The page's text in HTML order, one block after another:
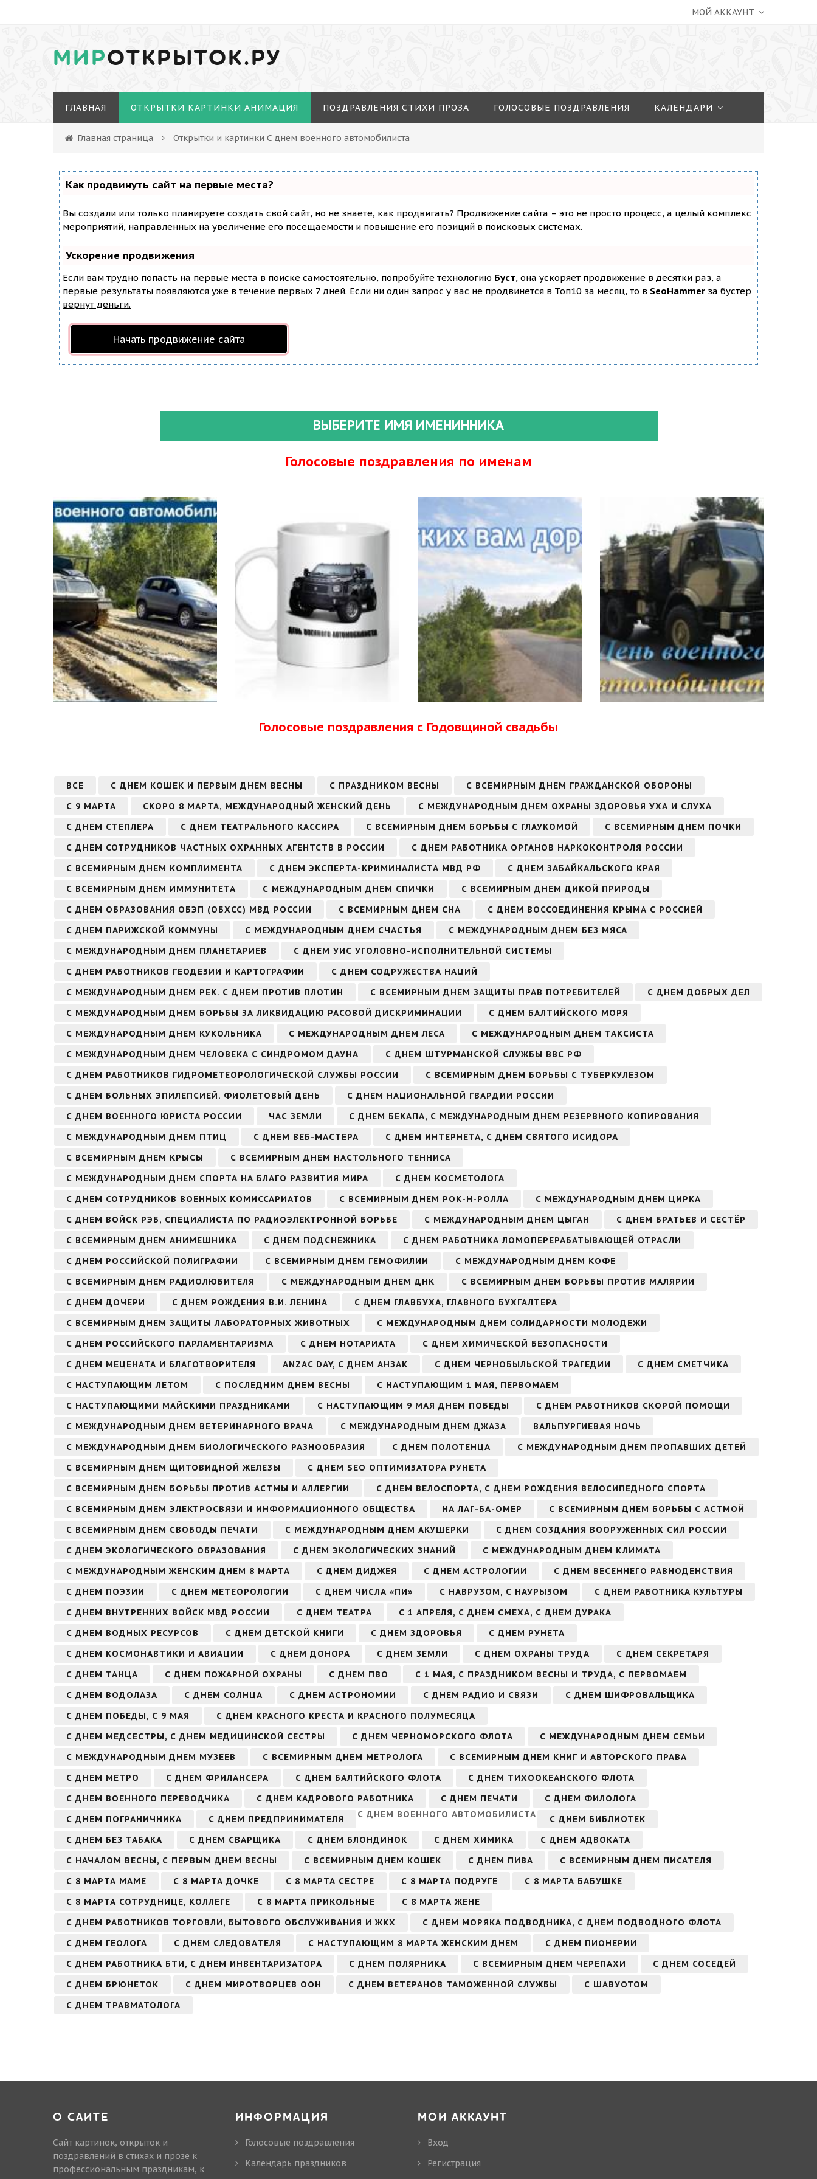
МОЙ АККАУНТ
МИРОТКРЫТОК.РУ
ГЛАВНАЯ ОТКРЫТКИ КАРТИНКИ АНИМАЦИЯ ПОЗДРАВЛЕНИЯ СТИХИ ПРОЗА ГОЛОСОВЫЕ ПОЗДРАВЛЕНИЯ КАЛЕНДАРИ
Главная страница Открытки и картинки С днем военного автомобилиста
Как продвинуть сайт на первые места?
Вы создали или только планируете создать свой сайт, но не знаете, как продвигать? Продвижение сайта – это не просто процесс, а целый комплекс
мероприятий, направленных на увеличение его посещаемости и повышение его позиций в поисковых системах.
Ускорение продвижения
Если вам трудно попасть на первые места в поиске самостоятельно, попробуйте технологию Буст, она ускоряет продвижение в десятки раз, а
первые результаты появляются уже в течение первых 7 дней. Если ни один запрос у вас не продвинется в Топ10 за месяц, то в SeoHammer за бустер
вернут деньги.
Начать продвижение сайта
ВЫБЕРИТЕ ИМЯ ИМЕНИННИКА
Голосовые поздравления по именам
Голосовые поздравления с Годовщиной свадьбы
ВСЕ С ДНЕМ КОШЕК И ПЕРВЫМ ДНЕМ ВЕСНЫ С ПРАЗДНИКОМ ВЕСНЫ
С ВСЕМИРНЫМ ДНЕМ ГРАЖДАНСКОЙ ОБОРОНЫ
С 9 МАРТА
СКОРО 8 МАРТА, МЕЖДУНАРОДНЫЙ ЖЕНСКИЙ ДЕНЬ
С МЕЖДУНАРОДНЫМ ДНЕМ ОХРАНЫ ЗДОРОВЬЯ УХА И СЛУХА
С ДНЕМ СТЕПЛЕРА
С ДНЕМ ТЕАТРАЛЬНОГО КАССИРА С ВСЕМИРНЫМ ДНЕМ БОРЬБЫ С ГЛАУКОМОЙ
С ВСЕМИРНЫМ ДНЕМ ПОЧКИ
С ДНЕМ СОТРУДНИКОВ ЧАСТНЫХ ОХРАННЫХ АГЕНТСТВ В РОССИИ
С ДНЕМ РАБОТНИКА ОРГАНОВ НАРКОКОНТРОЛЯ РОССИИ
С ВСЕМИРНЫМ ДНЕМ КОМПЛИМЕНТА
С ДНЕМ ЭКСПЕРТА-КРИМИНАЛИСТА МВД РФ
С ДНЕМ ЗАБАЙКАЛЬСКОГО КРАЯ
С ВСЕМИРНЫМ ДНЕМ ИММУНИТЕТА
С МЕЖДУНАРОДНЫМ ДНЕМ СПИЧКИ
С ВСЕМИРНЫМ ДНЕМ ДИКОЙ ПРИРОДЫ
С ДНЕМ ОБРАЗОВАНИЯ ОБЭП (ОБХСС) МВД РОССИИ
С ВСЕМИРНЫМ ДНЕМ СНА
С ДНЕМ ВОССОЕДИНЕНИЯ КРЫМА С РОССИЕЙ
С ДНЕМ ПАРИЖСКОЙ КОММУНЫ
С МЕЖДУНАРОДНЫМ ДНЕМ СЧАСТЬЯ
С МЕЖДУНАРОДНЫМ ДНЕМ БЕЗ МЯСА
С МЕЖДУНАРОДНЫМ ДНЕМ ПЛАНЕТАРИЕВ
С ДНЕМ УИС УГОЛОВНО-ИСПОЛНИТЕЛЬНОЙ СИСТЕМЫ
С ДНЕМ РАБОТНИКОВ ГЕОДЕЗИИ И КАРТОГРАФИИ
С ДНЕМ СОДРУЖЕСТВА НАЦИЙ
С МЕЖДУНАРОДНЫМ ДНЕМ РЕК. С ДНЕМ ПРОТИВ ПЛОТИН
С ВСЕМИРНЫМ ДНЕМ ЗАЩИТЫ ПРАВ ПОТРЕБИТЕЛЕЙ
С ДНЕМ ДОБРЫХ ДЕЛ
С МЕЖДУНАРОДНЫМ ДНЕМ БОРЬБЫ ЗА ЛИКВИДАЦИЮ РАСОВОЙ ДИСКРИМИНАЦИИ
С ДНЕМ БАЛТИЙСКОГО МОРЯ
С МЕЖДУНАРОДНЫМ ДНЕМ КУКОЛЬНИКА
С МЕЖДУНАРОДНЫМ ДНЕМ ЛЕСА
С МЕЖДУНАРОДНЫМ ДНЕМ ТАКСИСТА
С МЕЖДУНАРОДНЫМ ДНЕМ ЧЕЛОВЕКА С СИНДРОМОМ ДАУНА
С ДНЕМ ШТУРМАНСКОЙ СЛУЖБЫ ВВС РФ
С ДНЕМ РАБОТНИКОВ ГИДРОМЕТЕОРОЛОГИЧЕСКОЙ СЛУЖБЫ РОССИИ
С ВСЕМИРНЫМ ДНЕМ БОРЬБЫ С ТУБЕРКУЛЕЗОМ
С ДНЕМ БОЛЬНЫХ ЭПИЛЕПСИЕЙ. ФИОЛЕТОВЫЙ ДЕНЬ
С ДНЕМ НАЦИОНАЛЬНОЙ ГВАРДИИ РОССИИ
С ДНЕМ ВОЕННОГО ЮРИСТА РОССИИ
ЧАС ЗЕМЛИ
С ДНЕМ БЕКАПА, С МЕЖДУНАРОДНЫМ ДНЕМ РЕЗЕРВНОГО КОПИРОВАНИЯ
С МЕЖДУНАРОДНЫМ ДНЕМ ПТИЦ
С ДНЕМ ВЕБ-МАСТЕРА
С ДНЕМ ИНТЕРНЕТА, С ДНЕМ СВЯТОГО ИСИДОРА
С ВСЕМИРНЫМ ДНЕМ КРЫСЫ
С ВСЕМИРНЫМ ДНЕМ НАСТОЛЬНОГО ТЕННИСА
С МЕЖДУНАРОДНЫМ ДНЕМ СПОРТА НА БЛАГО РАЗВИТИЯ МИРА
С ДНЕМ КОСМЕТОЛОГА
С ДНЕМ СОТРУДНИКОВ ВОЕННЫХ КОМИССАРИАТОВ
С ВСЕМИРНЫМ ДНЕМ РОК-Н-РОЛЛА
С МЕЖДУНАРОДНЫМ ДНЕМ ЦИРКА
С ДНЕМ ВОЙСК РЭБ, СПЕЦИАЛИСТА ПО РАДИОЭЛЕКТРОННОЙ БОРЬБЕ
С МЕЖДУНАРОДНЫМ ДНЕМ ЦЫГАН
С ДНЕМ БРАТЬЕВ И СЕСТЁР
С ВСЕМИРНЫМ ДНЕМ АНИМЕШНИКА
С ДНЕМ ПОДСНЕЖНИКА
С ДНЕМ РАБОТНИКА ЛОМОПЕРЕРАБАТЫВАЮЩЕЙ ОТРАСЛИ
С ДНЕМ РОССИЙСКОЙ ПОЛИГРАФИИ
С ВСЕМИРНЫМ ДНЕМ ГЕМОФИЛИИ
С МЕЖДУНАРОДНЫМ ДНЕМ КОФЕ
С ВСЕМИРНЫМ ДНЕМ РАДИОЛЮБИТЕЛЯ
С МЕЖДУНАРОДНЫМ ДНЕМ ДНК
С ВСЕМИРНЫМ ДНЕМ БОРЬБЫ ПРОТИВ МАЛЯРИИ
С ДНЕМ ДОЧЕРИ
С ДНЕМ РОЖДЕНИЯ В.И. ЛЕНИНА
С ДНЕМ ГЛАВБУХА, ГЛАВНОГО БУХГАЛТЕРА
С ВСЕМИРНЫМ ДНЕМ ЗАЩИТЫ ЛАБОРАТОРНЫХ ЖИВОТНЫХ
С МЕЖДУНАРОДНЫМ ДНЕМ СОЛИДАРНОСТИ МОЛОДЕЖИ
С ДНЕМ РОССИЙСКОГО ПАРЛАМЕНТАРИЗМА
С ДНЕМ НОТАРИАТА
С ДНЕМ ХИМИЧЕСКОЙ БЕЗОПАСНОСТИ
С ДНЕМ МЕЦЕНАТА И БЛАГОТВОРИТЕЛЯ
ANZAC DAY, С ДНЕМ АНЗАК С ДНЕМ ЧЕРНОБЫЛЬСКОЙ ТРАГЕДИИ
С ДНЕМ СМЕТЧИКА
С НАСТУПАЮЩИМ ЛЕТОМ
С ПОСЛЕДНИМ ДНЕМ ВЕСНЫ
С НАСТУПАЮЩИМ 1 МАЯ, ПЕРВОМАЕМ
С НАСТУПАЮЩИМИ МАЙСКИМИ ПРАЗДНИКАМИ
С НАСТУПАЮЩИМ 9 МАЯ ДНЕМ ПОБЕДЫ
С ДНЕМ РАБОТНИКОВ СКОРОЙ ПОМОЩИ
С МЕЖДУНАРОДНЫМ ДНЕМ ВЕТЕРИНАРНОГО ВРАЧА
С МЕЖДУНАРОДНЫМ ДНЕМ ДЖАЗА
ВАЛЬПУРГИЕВАЯ НОЧЬ
С МЕЖДУНАРОДНЫМ ДНЕМ БИОЛОГИЧЕСКОГО РАЗНООБРАЗИЯ
С ДНЕМ ПОЛОТЕНЦА
С МЕЖДУНАРОДНЫМ ДНЕМ ПРОПАВШИХ ДЕТЕЙ
С ВСЕМИРНЫМ ДНЕМ ЩИТОВИДНОЙ ЖЕЛЕЗЫ
С ДНЕМ SEO ОПТИМИЗАТОРА РУНЕТА
С ВСЕМИРНЫМ ДНЕМ БОРЬБЫ ПРОТИВ АСТМЫ И АЛЛЕРГИИ
С ДНЕМ ВЕЛОСПОРТА, С ДНЕМ РОЖДЕНИЯ ВЕЛОСИПЕДНОГО СПОРТА
С ВСЕМИРНЫМ ДНЕМ ЭЛЕКТРОСВЯЗИ И ИНФОРМАЦИОННОГО ОБЩЕСТВА
НА ЛАГ-БА-ОМЕР
С ВСЕМИРНЫМ ДНЕМ БОРЬБЫ С АСТМОЙ
С ВСЕМИРНЫМ ДНЕМ СВОБОДЫ ПЕЧАТИ
С МЕЖДУНАРОДНЫМ ДНЕМ АКУШЕРКИ
С ДНЕМ СОЗДАНИЯ ВООРУЖЕННЫХ СИЛ РОССИИ
С ДНЕМ ЭКОЛОГИЧЕСКОГО ОБРАЗОВАНИЯ
С ДНЕМ ЭКОЛОГИЧЕСКИХ ЗНАНИЙ
С МЕЖДУНАРОДНЫМ ДНЕМ КЛИМАТА
С МЕЖДУНАРОДНЫМ ЖЕНСКИМ ДНЕМ 8 МАРТА
С ДНЕМ ДИДЖЕЯ С ДНЕМ АСТРОЛОГИИ
С ДНЕМ ВЕСЕННЕГО РАВНОДЕНСТВИЯ
С ДНЕМ ПОЭЗИИ
С ДНЕМ МЕТЕОРОЛОГИИ С ДНЕМ ЧИСЛА «ПИ» С НАВРУЗОМ, С НАУРЫЗОМ
С ДНЕМ РАБОТНИКА КУЛЬТУРЫ
С ДНЕМ ВНУТРЕННИХ ВОЙСК МВД РОССИИ
С ДНЕМ ТЕАТРА
С 1 АПРЕЛЯ, С ДНЕМ СМЕХА, С ДНЕМ ДУРАКА
С ДНЕМ ВОДНЫХ РЕСУРСОВ
С ДНЕМ ДЕТСКОЙ КНИГИ С ДНЕМ ЗДОРОВЬЯ
С ДНЕМ РУНЕТА
С ДНЕМ КОСМОНАВТИКИ И АВИАЦИИ
С ДНЕМ ДОНОРА С ДНЕМ ЗЕМЛИ С ДНЕМ ОХРАНЫ ТРУДА
С ДНЕМ СЕКРЕТАРЯ
С ДНЕМ ТАНЦА
С ДНЕМ ПОЖАРНОЙ ОХРАНЫ С ДНЕМ ПВО
С 1 МАЯ, С ПРАЗДНИКОМ ВЕСНЫ И ТРУДА, С ПЕРВОМАЕМ
С ДНЕМ ВОДОЛАЗА
С ДНЕМ СОЛНЦА С ДНЕМ АСТРОНОМИИ С ДНЕМ РАДИО И СВЯЗИ
С ДНЕМ ШИФРОВАЛЬЩИКА
С ДНЕМ ПОБЕДЫ, С 9 МАЯ
С ДНЕМ КРАСНОГО КРЕСТА И КРАСНОГО ПОЛУМЕСЯЦА
С ДНЕМ МЕДСЕСТРЫ, С ДНЕМ МЕДИЦИНСКОЙ СЕСТРЫ
С ДНЕМ ЧЕРНОМОРСКОГО ФЛОТА
С МЕЖДУНАРОДНЫМ ДНЕМ СЕМЬИ
С МЕЖДУНАРОДНЫМ ДНЕМ МУЗЕЕВ
С ВСЕМИРНЫМ ДНЕМ МЕТРОЛОГА
С ВСЕМИРНЫМ ДНЕМ КНИГ И АВТОРСКОГО ПРАВА
С ДНЕМ МЕТРО
С ДНЕМ ФРИЛАНСЕРА С ДНЕМ БАЛТИЙСКОГО ФЛОТА
С ДНЕМ ТИХООКЕАНСКОГО ФЛОТА
С ДНЕМ ВОЕННОГО ПЕРЕВОДЧИКА
С ДНЕМ КАДРОВОГО РАБОТНИКА С ДНЕМ ПЕЧАТИ
С ДНЕМ ФИЛОЛОГА
С ДНЕМ ПОГРАНИЧНИКА
С ДНЕМ ПРЕДПРИНИМАТЕЛЯ С ДНЕМ ВОЕННОГО АВТОМОБИЛИСТА
С ДНЕМ БИБЛИОТЕК
С ДНЕМ БЕЗ ТАБАКА
С ДНЕМ СВАРЩИКА С ДНЕМ БЛОНДИНОК С ДНЕМ ХИМИКА
С ДНЕМ АДВОКАТА
С НАЧАЛОМ ВЕСНЫ, С ПЕРВЫМ ДНЕМ ВЕСНЫ
С ВСЕМИРНЫМ ДНЕМ КОШЕК С ДНЕМ ПИВА
С ВСЕМИРНЫМ ДНЕМ ПИСАТЕЛЯ
С 8 МАРТА МАМЕ
С 8 МАРТА ДОЧКЕ С 8 МАРТА СЕСТРЕ С 8 МАРТА ПОДРУГЕ
С 8 МАРТА БАБУШКЕ
С 8 МАРТА СОТРУДНИЦЕ, КОЛЛЕГЕ
С 8 МАРТА ПРИКОЛЬНЫЕ
С 8 МАРТА ЖЕНЕ
С ДНЕМ РАБОТНИКОВ ТОРГОВЛИ, БЫТОВОГО ОБСЛУЖИВАНИЯ И ЖКХ
С ДНЕМ МОРЯКА ПОДВОДНИКА, С ДНЕМ ПОДВОДНОГО ФЛОТА
С ДНЕМ ГЕОЛОГА
С ДНЕМ СЛЕДОВАТЕЛЯ С НАСТУПАЮЩИМ 8 МАРТА ЖЕНСКИМ ДНЕМ
С ДНЕМ ПИОНЕРИИ
С ДНЕМ РАБОТНИКА БТИ, С ДНЕМ ИНВЕНТАРИЗАТОРА
С ДНЕМ ПОЛЯРНИКА С ВСЕМИРНЫМ ДНЕМ ЧЕРЕПАХИ
С ДНЕМ СОСЕДЕЙ
С ДНЕМ БРЮНЕТОК
С ДНЕМ МИРОТВОРЦЕВ ООН С ДНЕМ ВЕТЕРАНОВ ТАМОЖЕННОЙ СЛУЖБЫ
С ШАВУОТОМ
С ДНЕМ ТРАВМАТОЛОГА
О САЙТЕ
Сайт картинок, открыток и
поздравлений в стихах и прозе к
профессиональным праздникам, к
ИНФОРМАЦИЯ
Голосовые поздравления
Календарь праздников
МОЙ АККАУНТ
Вход
Регистрация